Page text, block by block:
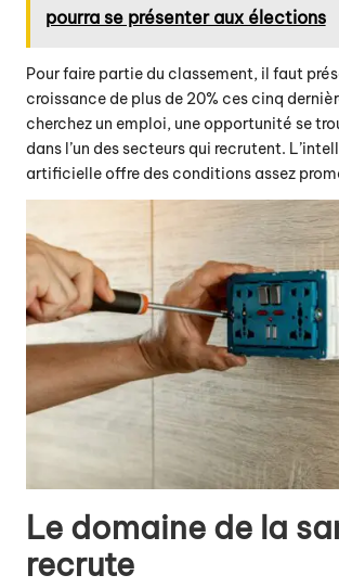
pourra se présenter aux élections
Pour faire partie du classement, il faut
croissance de plus de 20% ces cinq
cherchez un emploi, une opportunité se
dans l’un des secteurs qui recrutent.
artificielle offre des conditions assez
Le domaine de la
recrute